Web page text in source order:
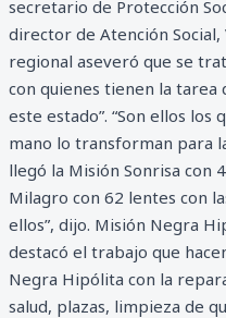
secretario de Protección
director de Atención
regional aseveró que se
con quienes tienen la tarea
este estado”. “Son ellos los
mano lo transforman para
llegó la Misión Sonrisa con
Milagro con 62 lentes con
ellos”, dijo. Misión Negra
destacó el trabajo que
Negra Hipólita con la
salud, plazas, limpieza de